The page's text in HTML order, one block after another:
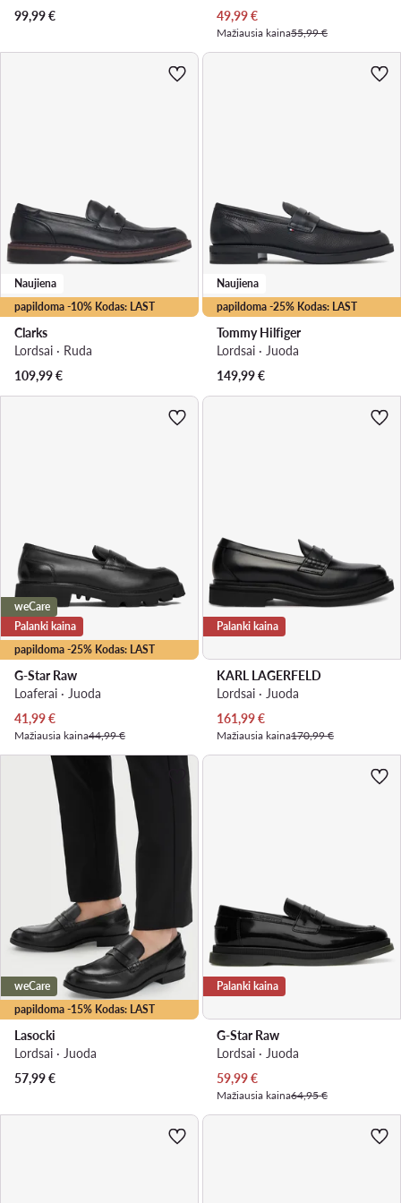
99,99€ Dabartinė kaina
49,99€
Mažiausia kaina55,99 €
papildoma -10% Kodas: LAST
Naujiena
Clarks
Lordsai · Ruda
109,99€
papildoma -25% Kodas: LAST
Naujiena
Tommy Hilfiger
Lordsai · Juoda
149,99€
papildoma -25% Kodas: LAST
weCare
Palanki kaina
G-Star Raw
Loaferai · Juoda
Dabartinė kaina
41,99€
Mažiausia kaina44,99 €
Palanki kaina
KARL LAGERFELD
Lordsai · Juoda
Dabartinė kaina
161,99€
Mažiausia kaina170,99 €
papildoma -15% Kodas: LAST
weCare
Lasocki
Lordsai · Juoda
57,99€
Palanki kaina
G-Star Raw
Lordsai · Juoda
Dabartinė kaina
59,99€
Mažiausia kaina64,95 €